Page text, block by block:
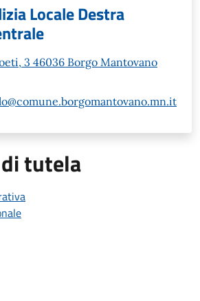
Locale Destra
3 46036 Borgo Mantovano
tutela